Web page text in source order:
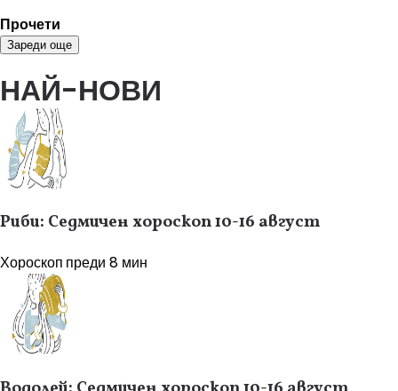
Прочети
Зареди още
НАЙ-НОВИ
Риби: Седмичен хороскоп 10-16 август
Хороскоп преди 8 мин